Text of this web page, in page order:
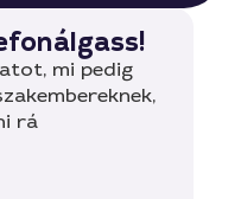
mi pedig
rá